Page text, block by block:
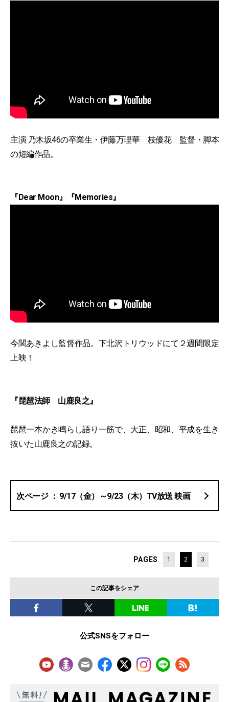
主演 乃木坂46の卒業生・伊藤万理華 枝優花 監督・脚本
の短編作品。
『Dear Moon』『Memories』
今関あきよし監督作品。下北沢トリウッドにて２週間限定
上映！
『琵琶法師 山鹿良之』
琵琶一本かき鳴らし語り一筋で、大正、昭和、平成を生き
抜いた山鹿良之の記録。
9/17（金）～9/23（木）TV放送 映画
PAGES 1 2 3
この記事をシェア
公式SNSをフォロー